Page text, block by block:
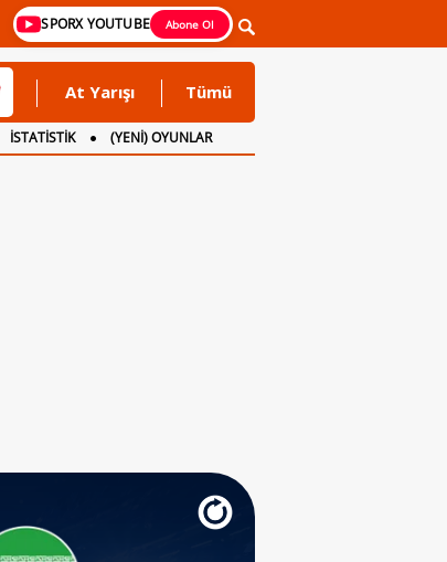
SPORX YOUTUBE Abone Ol
At Yarışı Tümü
İSTATİSTİK
(YENİ) OYUNLAR